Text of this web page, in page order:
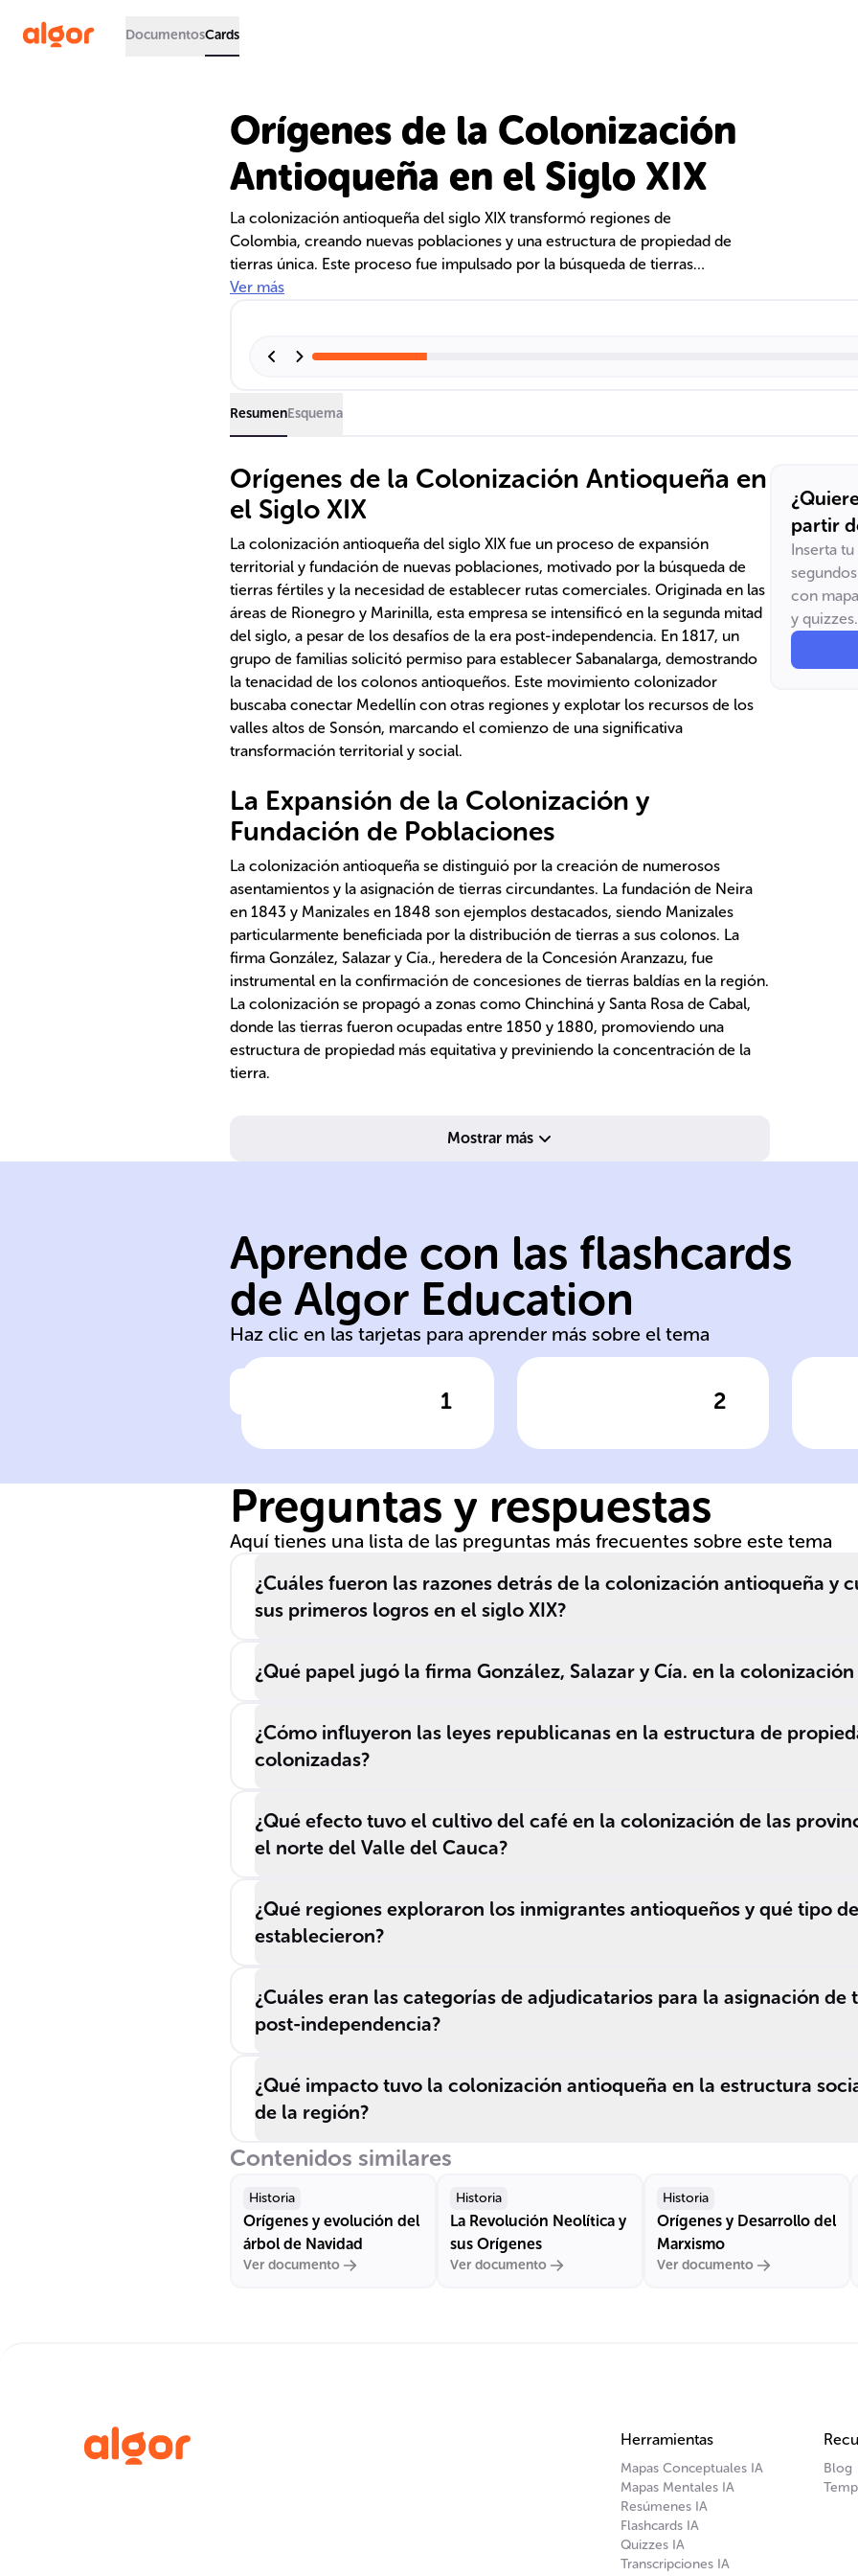
DocumentosCards
Orígenes de la Colonización
Antioqueña en el Siglo XIX
La colonización antioqueña del siglo XIX transformó regiones de
Colombia, creando nuevas poblaciones y una estructura de propiedad de
tierras única. Este proceso fue impulsado por la búsqueda de tierras
fértiles y la necesidad de rutas comerciales, resultando en una sociedad de
evitando el latifundismo y fomentando el desarrollo económico y social.
Ver más
ResumenEsquema
Orígenes de la Colonización Antioqueña en
el Siglo XIX
La colonización antioqueña del siglo XIX fue un proceso de expansión
territorial y fundación de nuevas poblaciones, motivado por la búsqueda de
tierras fértiles y la necesidad de establecer rutas comerciales. Originada en las
áreas de Rionegro y Marinilla, esta empresa se intensificó en la segunda mitad
del siglo, a pesar de los desafíos de la era post-independencia. En 1817, un
grupo de familias solicitó permiso para establecer Sabanalarga, demostrando
la tenacidad de los colonos antioqueños. Este movimiento colonizador
buscaba conectar Medellín con otras regiones y explotar los recursos de los
valles altos de Sonsón, marcando el comienzo de una significativa
transformación territorial y social.
La Expansión de la Colonización y
Fundación de Poblaciones
La colonización antioqueña se distinguió por la creación de numerosos
asentamientos y la asignación de tierras circundantes. La fundación de Neira
en 1843 y Manizales en 1848 son ejemplos destacados, siendo Manizales
particularmente beneficiada por la distribución de tierras a sus colonos. La
firma González, Salazar y Cía., heredera de la Concesión Aranzazu, fue
instrumental en la confirmación de concesiones de tierras baldías en la región.
La colonización se propagó a zonas como Chinchiná y Santa Rosa de Cabal,
donde las tierras fueron ocupadas entre 1850 y 1880, promoviendo una
estructura de propiedad más equitativa y previniendo la concentración de la
tierra.
Mostrar más
partir
Inserta
con
y quizzes.
Aprende con las flashcards
de Algor Education
Haz clic en las tarjetas para aprender más sobre el tema
1
geográfico de la
antioqueña
Haz clic para comprobar la respuesta
Inició en
Rionegro y
Marinilla
2
independencia
Haz clic para comprobar la respuesta
La colonización
se intensificó a
pesar de
Haz
Preguntas y respuestas
Aquí tienes una lista de las preguntas más frecuentes sobre este tema
¿Cuáles fueron las razones detrás de la colonización antioqueña y
sus primeros logros en el siglo XIX?
¿Qué papel jugó la firma González, Salazar y Cía. en la
¿Cómo influyeron las leyes republicanas en la estructura de
colonizadas?
¿Qué efecto tuvo el cultivo del café en la colonización de las
el norte del Valle del Cauca?
¿Qué regiones exploraron los inmigrantes antioqueños y qué tipo
establecieron?
¿Cuáles eran las categorías de adjudicatarios para la asignación de
post-independencia?
¿Qué impacto tuvo la colonización antioqueña en la estructura
de la región?
Contenidos similares
Historia
Orígenes y evolución del
árbol de Navidad
Ver documento
Historia
La Revolución Neolítica y
sus Orígenes
Ver documento
Historia
Orígenes y Desarrollo del
Marxismo
Ver documento
Herramientas
Mapas Conceptuales IA
Mapas Mentales IA
Resúmenes IA
Flashcards IA
Quizzes IA
Transcripciones IA
Blog